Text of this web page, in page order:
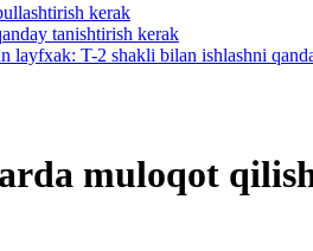
kerak
tanishtirish kerak
layfхak: T-2 shakli bilan ishlashni
muloqot